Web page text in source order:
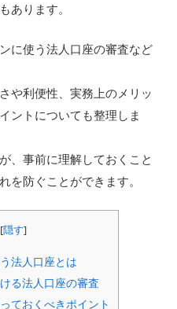
あります。
に使う法人口座の審査など
や利便性、実務上のメリッ
ントについても整理しま
、事前に理解しておくこと
を防ぐことができます。
[隠す]
法人口座とは
る法人口座の審査
ておくべきポイント